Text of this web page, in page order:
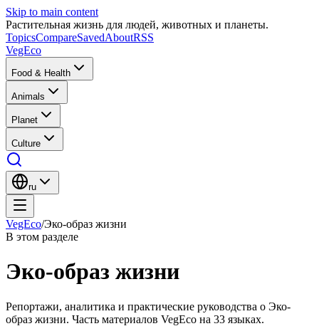
Skip to main content
Растительная жизнь для людей, животных и планеты.
TopicsCompareSavedAboutRSS
VegEco
Food & Health
Animals
Planet
Culture
ru
VegEco/Эко-образ жизни
В этом разделе
Эко-образ жизни
Репортажи, аналитика и практические руководства о Эко-
образ жизни. Часть материалов VegEco на 33 языках.